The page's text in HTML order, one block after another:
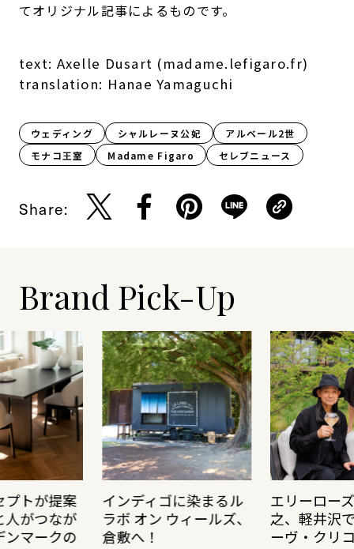
てオリジナル記事によるものです。
text: Axelle Dusart (madame.lefigaro.fr)
translation: Hanae Yamaguchi
ウェディング シャルレーヌ公妃
アルベール2世
モナコ王室
Madame Figaro セレブニュース
Share:
Brand Pick-Up
プトが提案
人がつなが
ンマークの
インディゴに染まるル
ラボ オン ウィールズ、
倉敷へ！
エリーロー
之、軽井沢
ーヴ・クリ